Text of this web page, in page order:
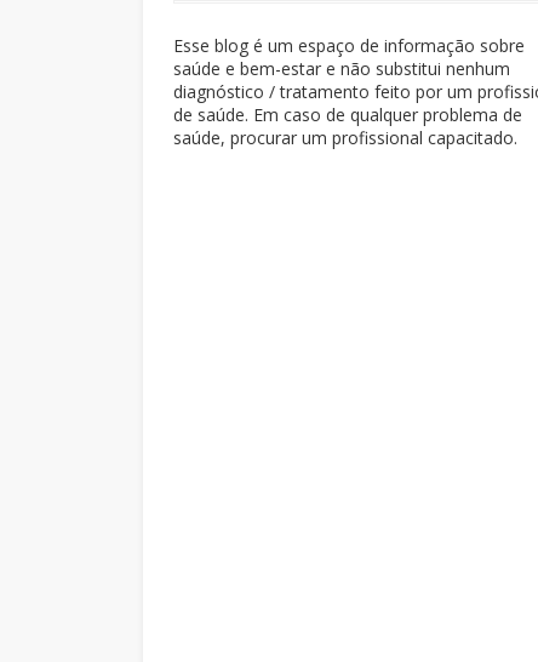
Esse blog é um espaço de informação sobre
saúde e bem-estar e não substitui nenhum
diagnóstico / tratamento feito por um
de saúde. Em caso de qualquer problema de
saúde, procurar um profissional capacitado.